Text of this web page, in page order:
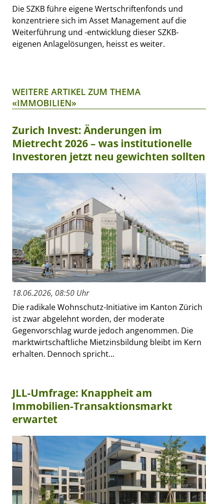
Die SZKB führe eigene Wertschriftenfonds und
konzentriere sich im Asset Management auf die
Weiterführung und -entwicklung dieser SZKB-
eigenen Anlagelösungen, heisst es weiter.
WEITERE ARTIKEL ZUM THEMA
«IMMOBILIEN»
Zurich Invest: Änderungen im
Mietrecht 2026 – was institutionelle
Investoren jetzt neu gewichten sollten
18.06.2026, 08:50 Uhr
Die radikale Wohnschutz-Initiative im Kanton Zürich
ist zwar abgelehnt worden, der moderate
Gegenvorschlag wurde jedoch angenommen. Die
marktwirtschaftliche Mietzinsbildung bleibt im Kern
erhalten. Dennoch spricht...
JLL-Umfrage: Knappheit am
Immobilien-Transaktionsmarkt
erwartet